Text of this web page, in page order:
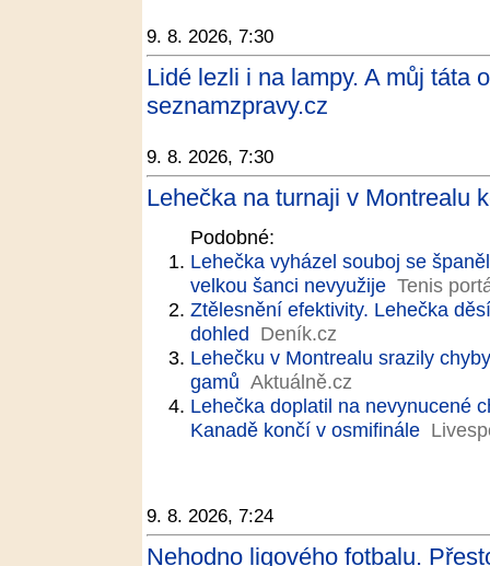
9. 8. 2026, 7:30
Lidé lezli i na lampy. A můj táta
seznamzpravy.cz
9. 8. 2026, 7:30
Lehečka na turnaji v Montrealu
Podobné:
Lehečka vyházel souboj se
velkou šanci nevyužije Tenis
Ztělesnění efektivity. Lehečka
dohled Deník.cz
Lehečku v Montrealu srazily
gamů Aktuálně.cz
Lehečka doplatil na nevynucené
Kanadě končí v osmifinále
9. 8. 2026, 7:24
Nehodno ligového fotbalu.